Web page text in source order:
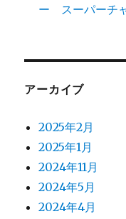
ー スーパーチ
アーカイブ
2025年2月
2025年1月
2024年11月
2024年5月
2024年4月